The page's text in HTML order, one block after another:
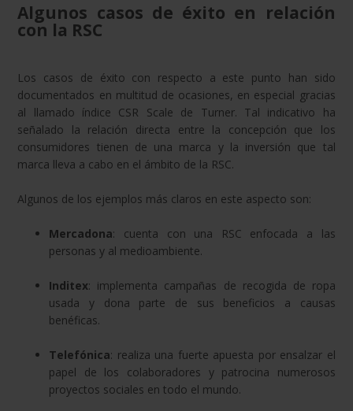
Algunos casos de éxito en relación
con la RSC
Los casos de éxito con respecto a este punto han sido
documentados en multitud de ocasiones, en especial gracias
al llamado índice CSR Scale de Turner. Tal indicativo ha
señalado la relación directa entre la concepción que los
consumidores tienen de una marca y la inversión que tal
marca lleva a cabo en el ámbito de la RSC.
Algunos de los ejemplos más claros en este aspecto son:
Mercadona: cuenta con una RSC enfocada a las
personas y al medioambiente.
Inditex: implementa campañas de recogida de ropa
usada y dona parte de sus beneficios a causas
benéficas.
Telefónica: realiza una fuerte apuesta por ensalzar el
papel de los colaboradores y patrocina numerosos
proyectos sociales en todo el mundo.